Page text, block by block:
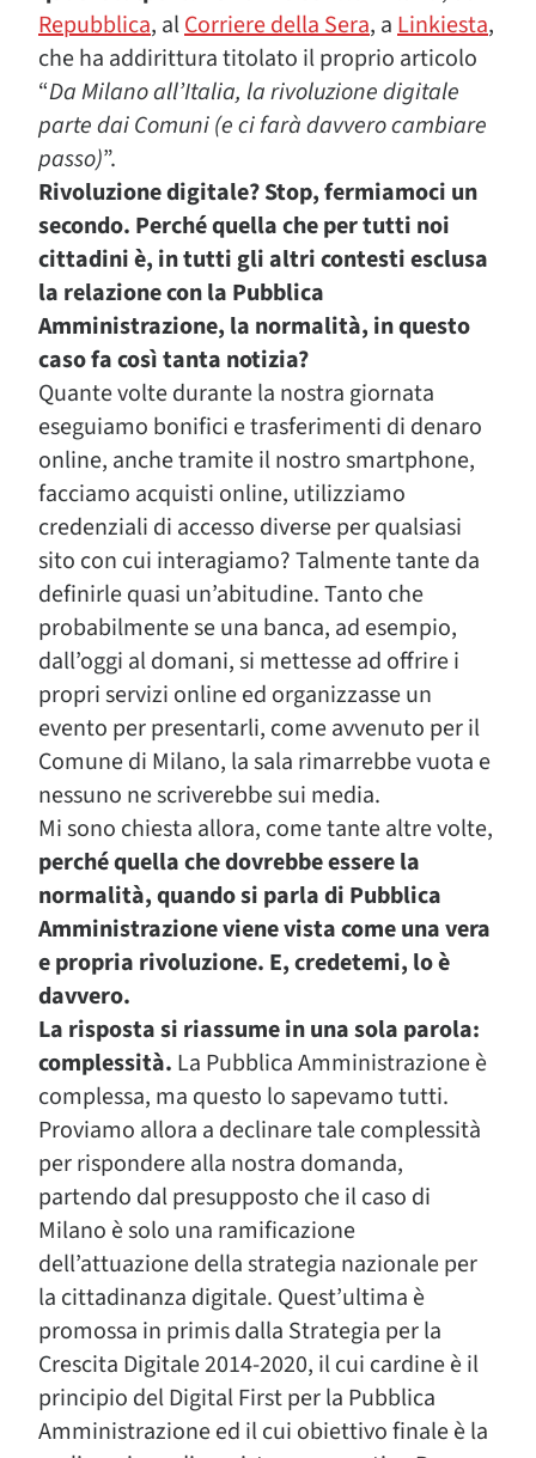
Repubblica, alCorriere della Sera, aLinkiesta,
che ha addirittura titolato il proprio articolo
“Da Milano all’Italia, la rivoluzione digitale
parte dai Comuni (e ci farà davvero cambiare
passo)”.
Rivoluzione digitale? Stop, fermiamoci un
secondo. Perché quella che per tutti noi
cittadini è, in tutti gli altri contesti esclusa
la relazione con la Pubblica
Amministrazione, la normalità, in questo
caso fa così tanta notizia?
Quante volte durante la nostra giornata
eseguiamo bonifici e trasferimenti di denaro
online, anche tramite il nostro smartphone,
facciamo acquisti online, utilizziamo
credenziali di accesso diverse per qualsiasi
sito con cui interagiamo? Talmente tante da
definirle quasi un’abitudine. Tanto che
probabilmente se una banca, ad esempio,
dall’oggi al domani, si mettesse ad offrire i
propri servizi online ed organizzasse un
evento per presentarli, come avvenuto per il
Comune di Milano, la sala rimarrebbe vuota e
nessuno ne scriverebbe sui media.
Mi sono chiesta allora, come tante altre volte,
perché quella che dovrebbe essere la
normalità, quando si parla di Pubblica
Amministrazione viene vista come una vera
e propria rivoluzione. E, credetemi, lo è
davvero.
La risposta si riassume in una sola parola:
complessità. La Pubblica Amministrazione è
complessa, ma questo lo sapevamo tutti.
Proviamo allora a declinare tale complessità
per rispondere alla nostra domanda,
partendo dal presupposto che il caso di
Milano è solo una ramificazione
dell’attuazione della strategia nazionale per
la cittadinanza digitale. Quest’ultima è
promossa in primis dalla Strategia per la
Crescita Digitale 2014-2020, il cui cardine è il
principio del Digital First per la Pubblica
Amministrazione ed il cui obiettivo finale è la